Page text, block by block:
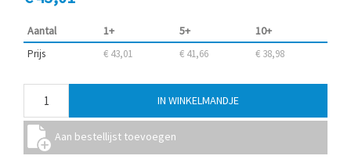
Aantal 1+ 5+ 10+
Prijs € 43,01 € 41,66 € 38,98